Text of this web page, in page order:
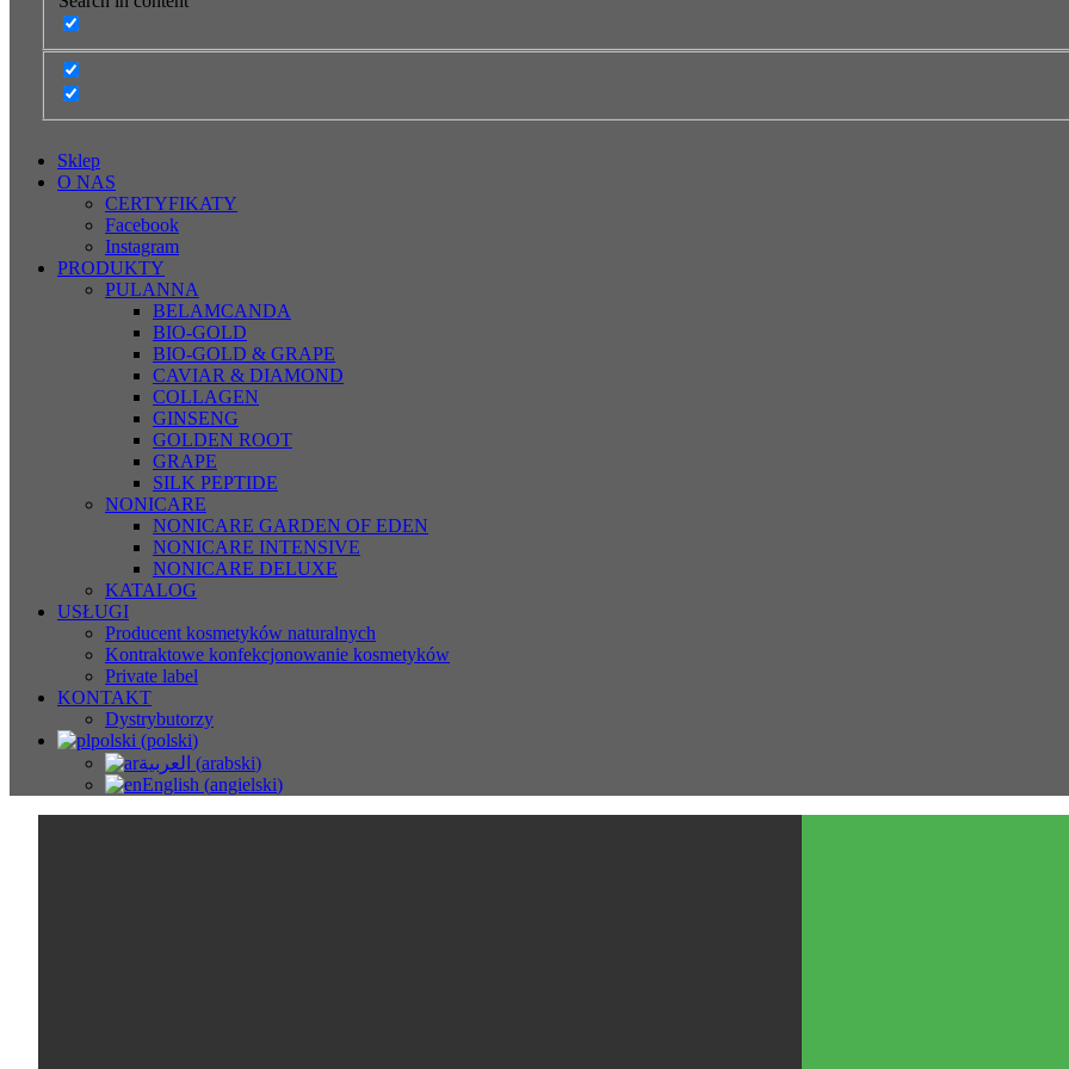
Sklep
O NAS
CERTYFIKATY
Facebook
Instagram
PRODUKTY
PULANNA
BELAMCANDA
BIO-GOLD
BIO-GOLD & GRAPE
CAVIAR & DIAMOND
COLLAGEN
GINSENG
GOLDEN ROOT
GRAPE
SILK PEPTIDE
NONICARE
NONICARE GARDEN OF EDEN
NONICARE INTENSIVE
NONICARE DELUXE
KATALOG
USŁUGI
Producent kosmetyków naturalnych
Kontraktowe konfekcjonowanie kosmetyków
Private label
KONTAKT
Dystrybutorzy
polski (polski)
العربية (arabski)
English (angielski)